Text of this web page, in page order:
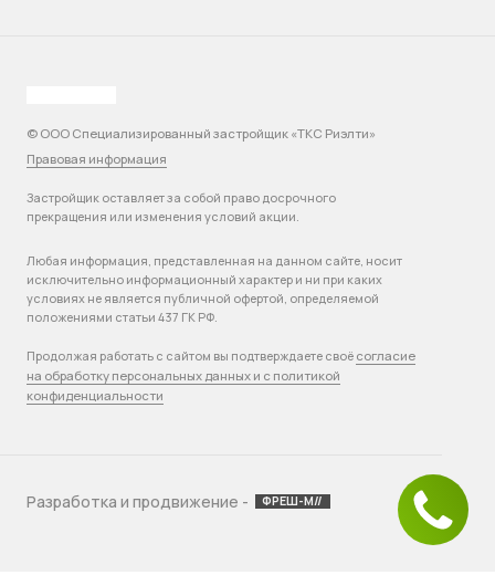
© ООО Специализированный застройщик «ТКС Риэлти»
Правовая информация
Застройщик оставляет за собой право досрочного
прекращения или изменения условий акции.
Любая информация, представленная на данном сайте, носит
исключительно информационный характер и ни при каких
условиях не является публичной офертой, определяемой
положениями статьи 437 ГК РФ.
Продолжая работать с сайтом вы подтверждаете своё согласие
на обработку персональных данных и с политикой
конфиденциальности
Разработка и продвижение - ФРЕШ-М//